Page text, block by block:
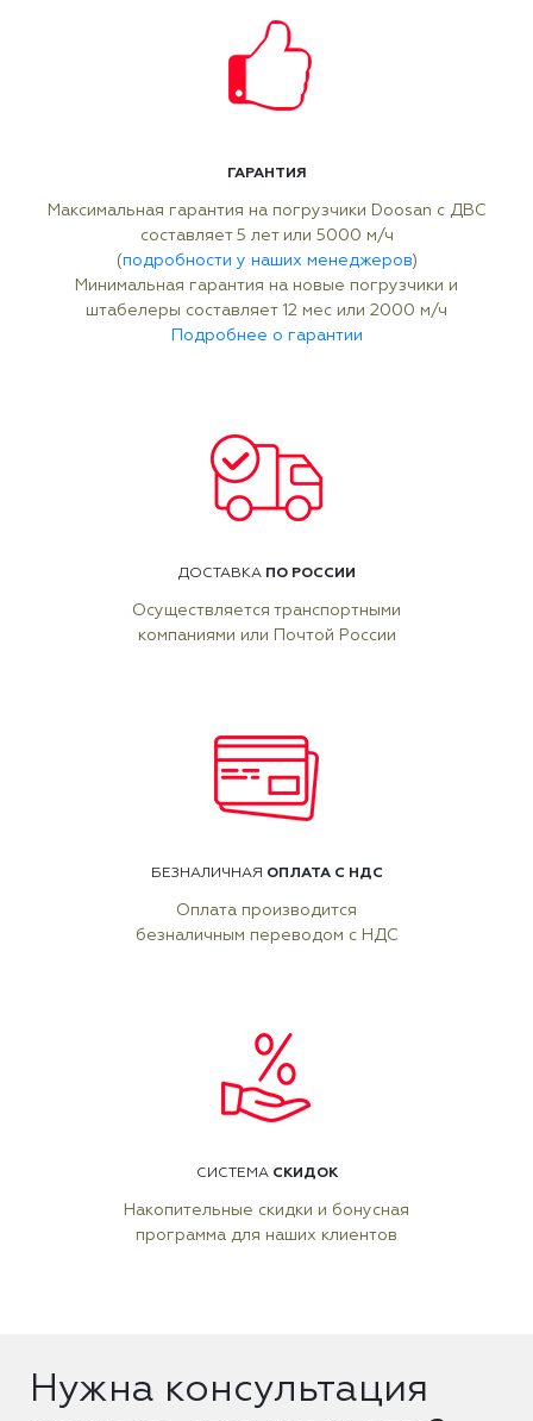
ГАРАНТИЯ
Максимальная гарантия на погрузчики Doosan с ДВС
составляет 5 лет или 5000 м/ч
(подробности у наших менеджеров)
Минимальная гарантия на новые погрузчики и
штабелеры составляет 12 мес или 2000 м/ч
Подробнее о гарантии
ДОСТАВКА ПО РОССИИ
Осуществляется транспортными
компаниями или Почтой России
БЕЗНАЛИЧНАЯ ОПЛАТА С НДС
Оплата производится
безналичным переводом с НДС
СИСТЕМА СКИДОК
Накопительные скидки и бонусная
программа для наших клиентов
Нужна консультация